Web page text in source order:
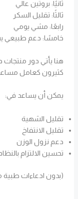
ثانيًا: بروتين عالي
ثالثًا: تقليل السكر
رابعًا: مشي يومي
خامسًا: دعم طبيعي
هنا يأتي دور منتجات
كثيرون كعامل مساعد
يمكن أن يساعد في:
تقليل الشهية
تقليل الانتفاخ
دعم نزول الوزن
تحسين الالتزام
(بدون ادعاءات طبية